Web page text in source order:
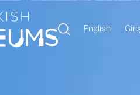
English